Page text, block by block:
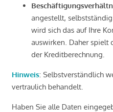
angestellt,
wird sich das auf Ihre
auswirken. Daher spielt
der Kreditberechnung.
Hinweis: Selbstverständlich
vertraulich behandelt.
Haben Sie alle Daten